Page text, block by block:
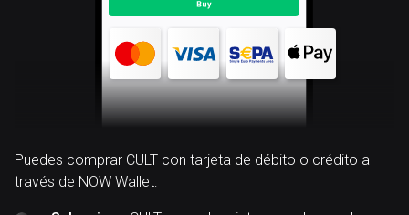
Puedes comprar CULT con tarjeta de débito o crédito a
través de NOW Wallet: